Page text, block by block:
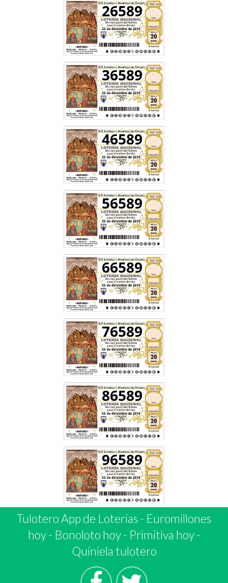
26589
36589
46589
56589
66589
76589
86589
96589
Tulotero App de Loterias - Euromillones
hoy- Bonoloto hoy- Primitiva hoy-
Quiniela tulotero